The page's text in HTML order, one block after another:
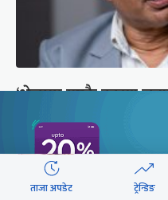
‘भेलामा गएकै कारण
ताजा अपडेट ट्रेन्डिङ